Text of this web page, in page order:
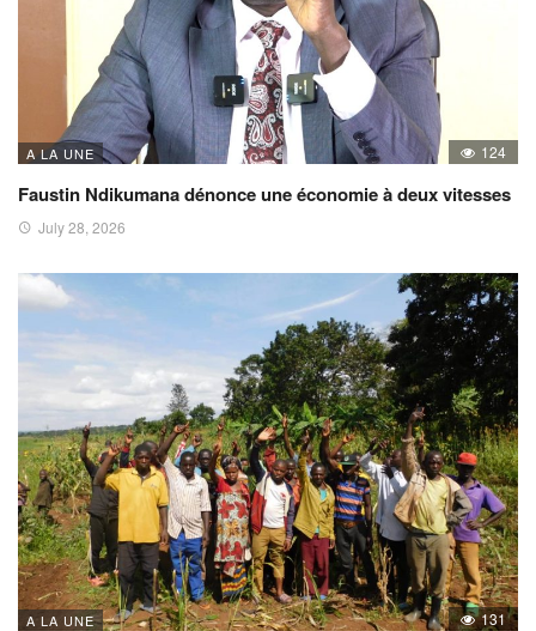
A LA UNE 124
Faustin Ndikumana dénonce une économie à deux vitesses
July 28, 2026
A LA UNE 131